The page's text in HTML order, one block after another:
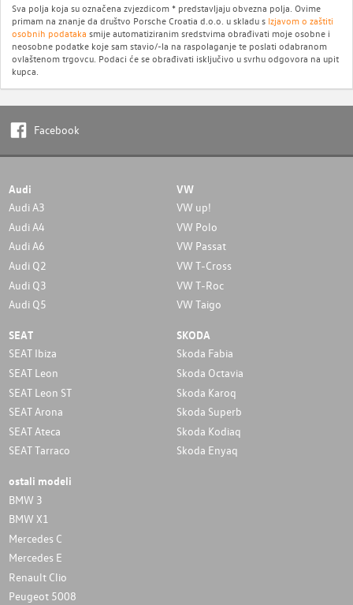
Sva polja koja su označena zvjezdicom * predstavljaju obvezna polja. Ovime
primam na znanje da društvo Porsche Croatia d.o.o. u skladu s Izjavom o zaštiti
osobnih podataka smije automatiziranim sredstvima obrađivati moje osobne i
neosobne podatke koje sam stavio/-la na raspolaganje te poslati odabranom
ovlaštenom trgovcu. Podaci će se obrađivati isključivo u svrhu odgovora na upit
kupca.
Facebook
Audi
Audi A3
Audi A4
Audi A6
Audi Q2
Audi Q3
Audi Q5
VW
VW up!
VW Polo
VW Passat
VW T-Cross
VW T-Roc
VW Taigo
SEAT
SEAT Ibiza
SEAT Leon
SEAT Leon ST
SEAT Arona
SEAT Ateca
SEAT Tarraco
SKODA
Skoda Fabia
Skoda Octavia
Skoda Karoq
Skoda Superb
Skoda Kodiaq
Skoda Enyaq
ostali modeli
BMW 3
BMW X1
Mercedes C
Mercedes E
Renault Clio
Peugeot 5008